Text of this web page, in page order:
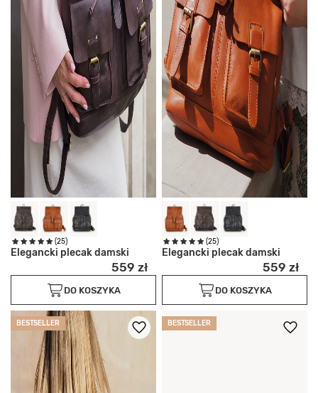
(25)
Elegancki plecak damski
559 zł
DO KOSZYKA
(25)
Elegancki plecak damski
559 zł
DO KOSZYKA
BESTSELLER BESTSELLER